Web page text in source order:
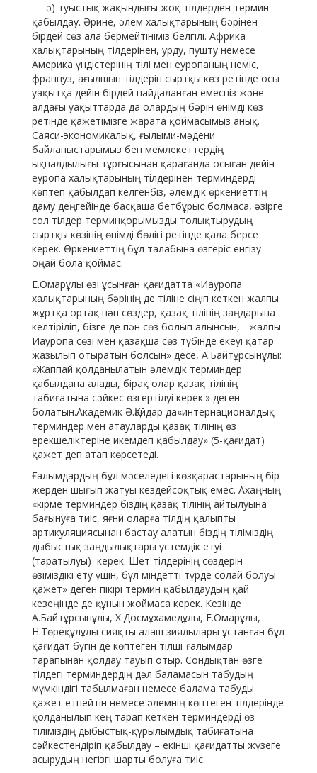
ә) туыстық жақындығы жоқ тілдерден термин
қабылдау. Әрине, әлем халықтарының бәрінен
бірдей сөз ала бермейтініміз белгілі. Африка
халықтарының тілдерінен, урду, пушту немесе
Америка үндістерінің тілі мен еуропаның неміс,
француз, ағылшын тілдерін сыртқы көз ретінде осы
уақытқа дейін бірдей пайдаланған емеспіз және
алдағы уақыттарда да олардың бәрін өнімді көз
ретінде қажетімізге жарата қоймасымыз анық.
Саяси-экономикалық, ғылыми-мәдени
байланыстарымыз бен мемлекеттердің
ықпалдылығы тұрғысынан қарағанда осыған дейін
еуропа халықтарының тілдерінен терминдерді
көптеп қабылдап келгенбіз, әлемдік өркениеттің
даму деңгейінде басқаша бетбұрыс болмаса, әзірге
сол тілдер терминқорымызды толықтырудың
сыртқы көзінің өнімді бөлігі ретінде қала берсе
керек. Өркениеттің бұл талабына өзгеріс енгізу
оңай бола қоймас.
Е.Омарұлы өзі ұсынған қағидатта «Иауропа
халықтарының бәрінің де тіліне сіңіп кеткен жалпы
жұртқа ортақ пән сөздер, қазақ тілінің заңдарына
келтіріліп, бізге де пән сөз болып алынсын, - жалпы
Иауропа сөзі мен қазақша сөз түбінде екеуі қатар
жазылып отыратын болсын» десе, А.Байтұрсынұлы:
«Жаппай қолданылатын әлемдік терминдер
қабылдана алады, бірақ олар қазақ тілінің
табиғатына сәйкес өзгертілуі керек.» деген
болатын.Академик Ә.Қайдар да«интернационалдық
терминдер мен атауларды қазақ тілінің өз
ерекшеліктеріне икемдеп қабылдау» (5-қағидат)
қажет деп атап көрсетеді.
Ғалымдардың бұл мәселедегі көзқарастарының бір
жерден шығып жатуы кездейсоқтық емес. Ахаңның
«кірме терминдер біздің қазақ тілінің айтылуына
бағынуға тиіс, яғни оларға тілдің қалыпты
артикуляциясынан бастау алатын біздің тіліміздің
дыбыстық заңдылықтары үстемдік етуі
(таратылуы) керек. Шет тілдерінің сөздерін
өзіміздікі ету үшін, бұл міндетті түрде солай болуы
қажет» деген пікірі термин қабылдаудың қай
кезеңінде де құнын жоймаса керек. Кезінде
А.Байтұрсынұлы, Х.Досмұхамедұлы, Е.Омарұлы,
Н.Төреқұлұлы сияқты алаш зиялылары ұстанған бұл
қағидат бүгін де көптеген тілші-ғалымдар
тарапынан қолдау тауып отыр. Сондықтан өзге
тілдегі терминдердің дәл баламасын табудың
мүмкіндігі табылмаған немесе балама табуды
қажет етпейтін немесе әлемнің көптеген тілдерінде
қолданылып кең тарап кеткен терминдерді өз
тіліміздің дыбыстық-құрылымдық табиғатына
сәйкестендіріп қабылдау – екінші қағидатты жүзеге
асырудың негізгі шарты болуға тиіс.